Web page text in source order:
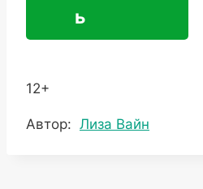
ь
12+
Метки
Автор: Лиза Вайн